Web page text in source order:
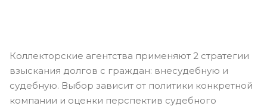
Коллекторские агентства применяют 2 стратегии
взыскания долгов с граждан: внесудебную и
судебную. Выбор зависит от политики конкретной
компании и оценки перспектив судебного